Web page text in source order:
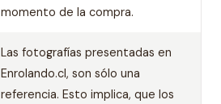
momento de la compra.
Las fotografías presentadas en
Enrolando.cl, son sólo una
referencia. Esto implica, que los